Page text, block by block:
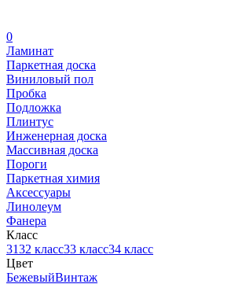
0
Ламинат
Паркетная доска
Виниловый пол
Пробка
Подложка
Плинтус
Инженерная доска
Массивная доска
Пороги
Паркетная химия
Аксессуары
Линолеум
Фанера
Класс
3132 класс33 класс34 класс
Цвет
БежевыйВинтаж